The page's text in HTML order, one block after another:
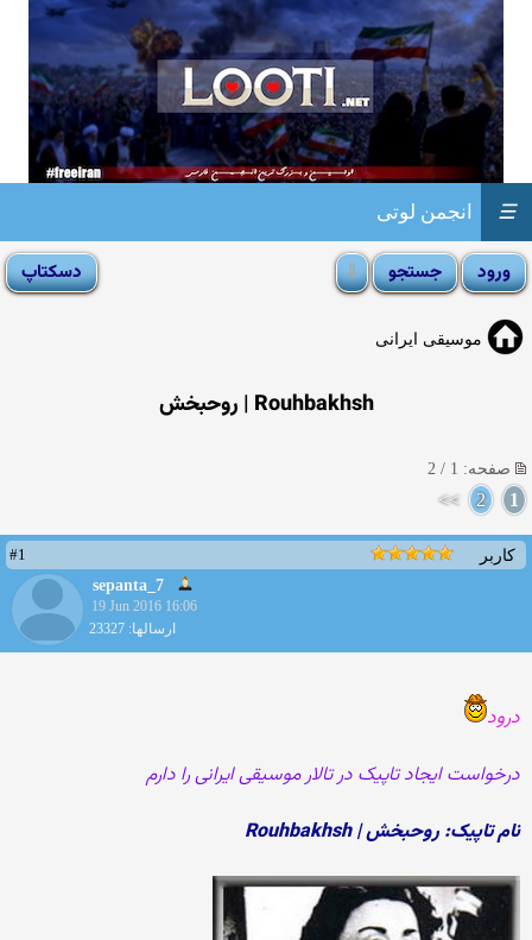
انجمن لوتی ☰
موسیقی ایرانی
Rouhbakhsh | روحبخش
صفحه: 1 / 2
1
2
>>
کاربر
#1
sepanta_7
19 Jun 2016 16:06
ارسالها: 23327
درود
درخواست ایجاد تاپیک در تالار موسیقی ایرانی را دارم
نام تاپیک: روحبخش | Rouhbakhsh